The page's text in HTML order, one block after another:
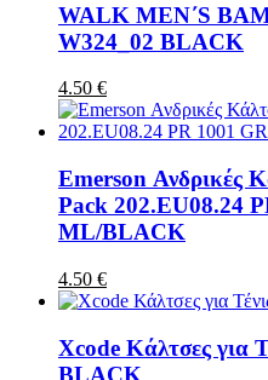
WALK MEN΄S
W324_02 BLACK
4.50 €
Emerson Ανδρικές
Pack 202.EU08.24
ML/BLACK
4.50 €
Xcode Κάλτσες για
BLACK